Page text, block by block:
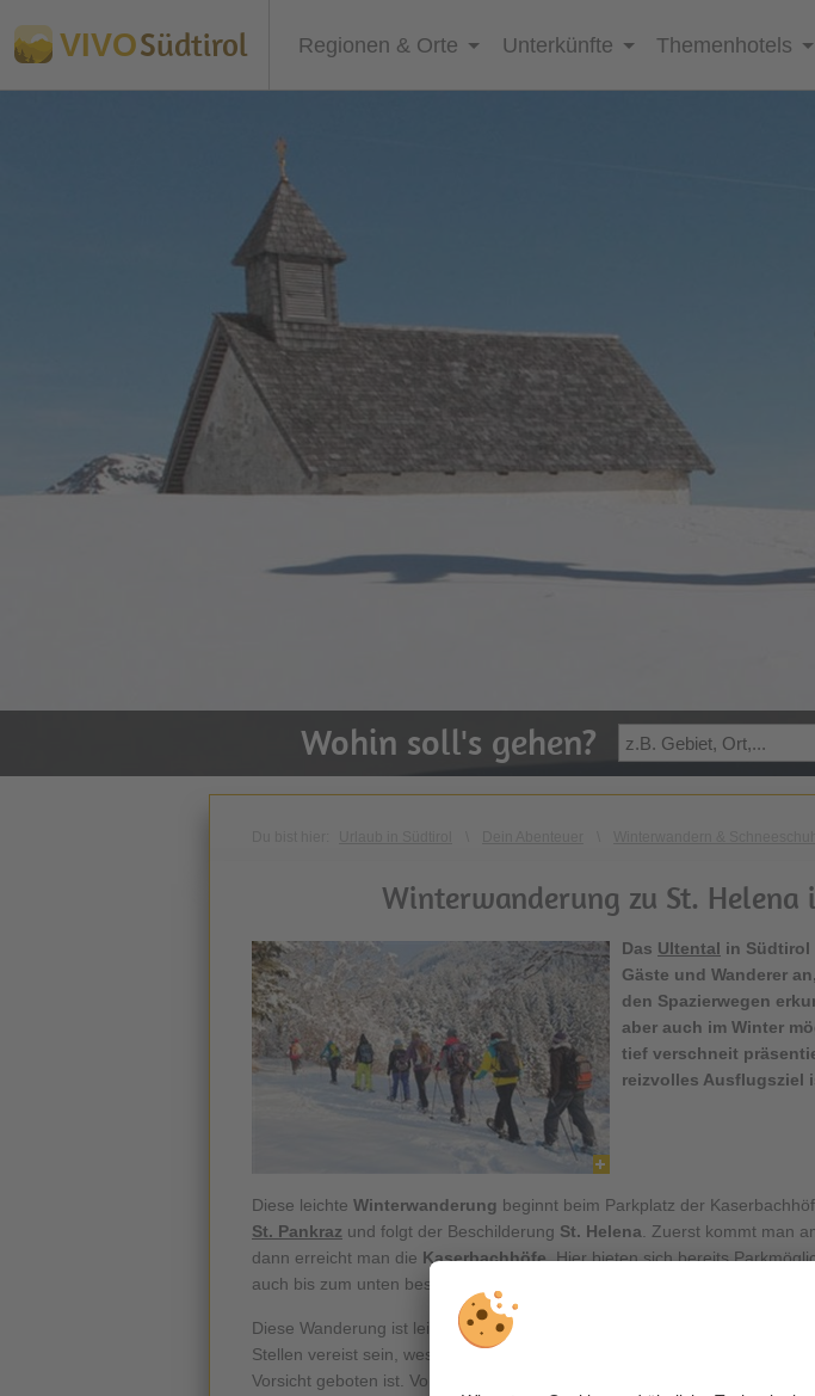
VIVOSüdtirol Regionen & Orte Unterkünfte Themenhotels
Wohin soll's gehen?
Winterwanderung zu St. Helena
Das Ultental in Südtirol
Gäste und Wanderer
den Spazierwegen
aber auch im Winter
tief verschneit
reizvolles Ausflugsziel
Diese leichte Winterwanderung beginnt beim Parkplatz der
St. Pankraz und folgt der Beschilderung St. Helena . Zuerst kommt man
dann erreicht man die Kaserbachhöfe. Hier bieten sich bereits
auch bis zum unten beschriebenen größeren Parkplatz weiterfahren.
Diese Wanderung ist leicht und kann von
Stellen vereist sein, weswegen im Spätwinter oder wenn es länger nicht
Vorsicht geboten ist. Vom Parkplatz aus immer dem Weg Nr. 5 folgen, bis